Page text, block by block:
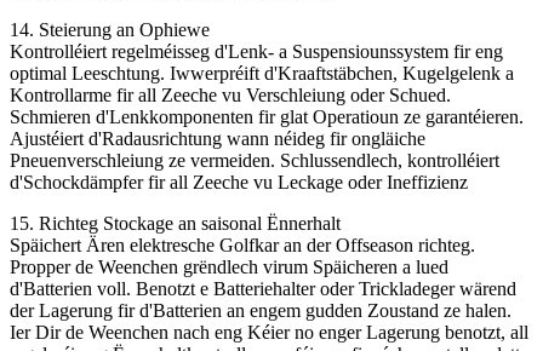
14. Steierung an Ophiewe
Kontrolléiert regelméisseg d'Lenk- a Suspensiounssystem fir eng
optimal Leeschtung. Iwwerpréift d'Kraaftstäbchen, Kugelgelenk a
Kontrollarme fir all Zeeche vu Verschleiung oder Schued.
Schmieren d'Lenkkomponenten fir glat Operatioun ze garantéieren.
Ajustéiert d'Radausrichtung wann néideg fir ongläiche
Pneuenverschleiung ze vermeiden. Schlussendlech, kontrolléiert
d'Schockdämpfer fir all Zeeche vu Leckage oder Ineffizienz
15. Richteg Stockage an saisonal Ënnerhalt
Späichert Ären elektresche Golfkar an der Offseason richteg.
Propper de Weenchen grëndlech virum Späicheren a lued
d'Batterien voll. Benotzt e Batteriehalter oder Trickladeger wärend
der Lagerung fir d'Batterien an engem gudden Zoustand ze halen.
Ier Dir de Weenchen nach eng Kéier no enger Lagerung benotzt, all